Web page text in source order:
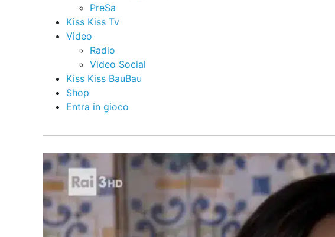
PreSa
Kiss Kiss Tv
Video
Radio
Video Social
Kiss Kiss BauBau
Shop
Entra in gioco